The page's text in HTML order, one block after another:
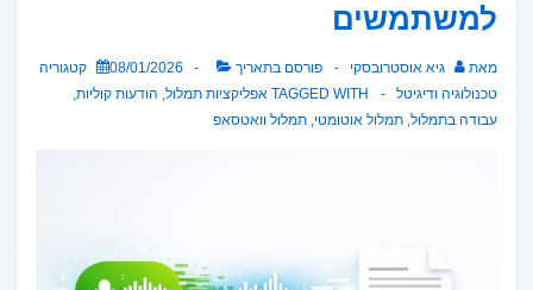
למשתמשים
מאת גיא אוסטרובסקי פורסם בתאריך 08/01/2026
קטגוריה
טכנולוגיה ודיגיטל
TAGGED WITH אפליקציות תמלול, הודעות קוליות,
עבודה בתמלול, תמלול אוטומטי, תמלול וואטסאפ